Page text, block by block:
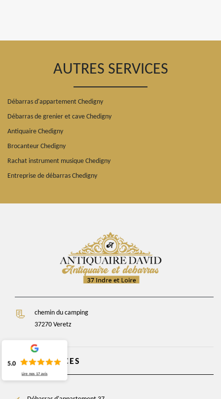
AUTRES SERVICES
Débarras d'appartement Chedigny
Débarras de grenier et cave Chedigny
Antiquaire Chedigny
Brocanteur Chedigny
Rachat instrument musique Chedigny
Entreprise de débarras Chedigny
chemin du camping
37270 Veretz
NOS SERVICES
5.0
Lire nos 17 avis